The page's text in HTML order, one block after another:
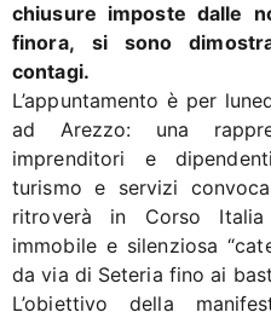
chiusure imposte dalle
finora, si sono
contagi.
L’appuntamento è per
ad Arezzo: una
imprenditori e
turismo e servizi
ritroverà in Corso
immobile e silenziosa
da via di Seteria fino ai
L’obiettivo della